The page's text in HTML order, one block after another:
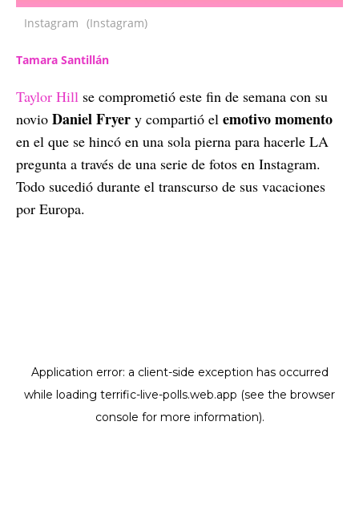
Instagram (Instagram)
Tamara Santillán
Taylor Hill se comprometió este fin de semana con su
novio Daniel Fryer y compartió el emotivo momento
en el que se hincó en una sola pierna para hacerle LA
pregunta a través de una serie de fotos en Instagram.
Todo sucedió durante el transcurso de sus vacaciones
por Europa.